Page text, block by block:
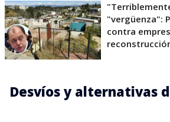
"vergüenza":
contra
Desvíos y alternativas